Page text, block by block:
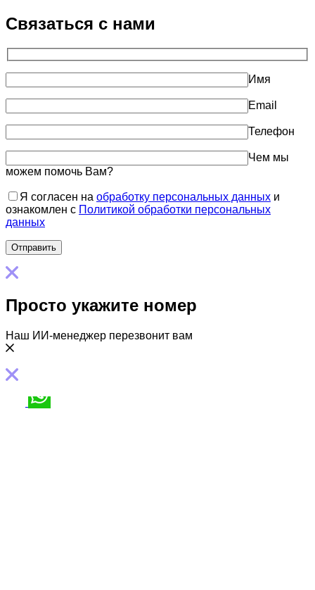
Связаться с нами
Имя
Email
Телефон
Чем мы
можем помочь Вам?
Я согласен на обработку персональных данных и
ознакомлен с Политикой обработки персональных
данных
Просто укажите номер
Наш ИИ-менеджер перезвонит вам